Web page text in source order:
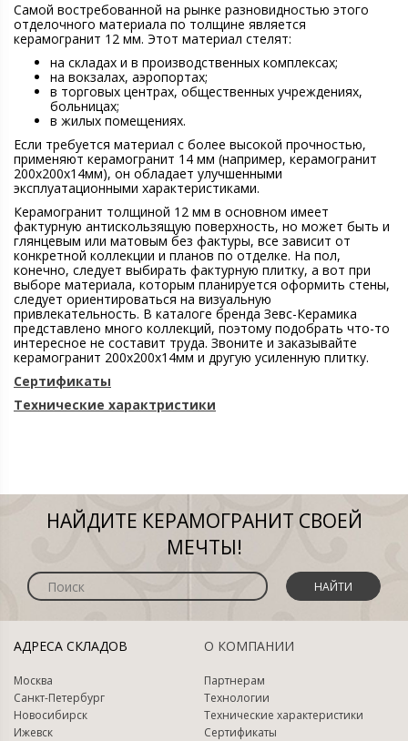
Самой востребованной на рынке разновидностью этого
отделочного материала по толщине является
керамогранит 12 мм. Этот материал стелят:
на складах и в производственных комплексах;
на вокзалах, аэропортах;
в торговых центрах, общественных учреждениях,
больницах;
в жилых помещениях.
Если требуется материал с более высокой прочностью,
применяют керамогранит 14 мм (например, керамогранит
200х200х14мм), он обладает улучшенными
эксплуатационными характеристиками.
Керамогранит толщиной 12 мм в основном имеет
фактурную антискользящую поверхность, но может быть и
глянцевым или матовым без фактуры, все зависит от
конкретной коллекции и планов по отделке. На пол,
конечно, следует выбирать фактурную плитку, а вот при
выборе материала, которым планируется оформить стены,
следует ориентироваться на визуальную
привлекательность. В каталоге бренда Зевс-Керамика
представлено много коллекций, поэтому подобрать что-то
интересное не составит труда. Звоните и заказывайте
керамогранит 200х200х14мм и другую усиленную плитку.
Сертификаты
Технические характристики
НАЙДИТЕ КЕРАМОГРАНИТ СВОЕЙ
МЕЧТЫ!
НАЙТИ
АДРЕСА СКЛАДОВ
Москва
Санкт-Петербург
Новосибирск
Ижевск
О КОМПАНИИ
Партнерам
Технологии
Технические характеристики
Сертификаты